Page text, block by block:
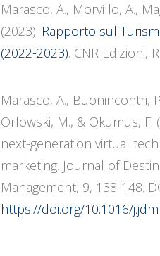
Marasco, A., Morvillo, A.,
(2023). Rapporto sul
(2022-2023). CNR Edizioni,
Marasco, A., Buonincontri,
Orlowski, M., & Okumus,
next-generation virtual
marketing. Journal of
Management, 9, 138-148.
https://doi.org/10.1016/